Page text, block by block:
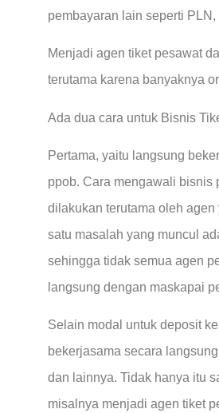
pembayaran lain seperti
Menjadi agen tiket pesawat
terutama karena banyaknya
Ada dua cara untuk Bisnis
Pertama, yaitu langsung
ppob. Cara mengawali bisnis
dilakukan terutama oleh
satu masalah yang muncul
sehingga tidak semua agen
langsung dengan maskapai
Selain modal untuk deposit
bekerjasama secara
dan lainnya. Tidak hanya itu
misalnya menjadi agen tiket